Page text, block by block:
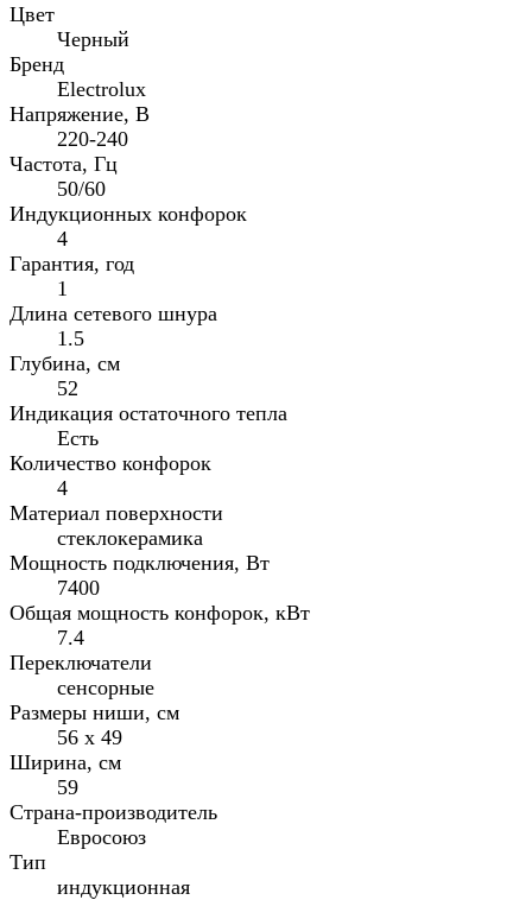
Цвет
Черный
Бренд
Electrolux
Напряжение, В
220-240
Частота, Гц
50/60
Индукционных конфорок
4
Гарантия, год
1
Длина сетевого шнура
1.5
Глубина, см
52
Индикация остаточного тепла
Есть
Количество конфорок
4
Материал поверхности
стеклокерамика
Мощность подключения, Вт
7400
Общая мощность конфорок, кВт
7.4
Переключатели
сенсорные
Размеры ниши, см
56 х 49
Ширина, см
59
Страна-производитель
Евросоюз
Тип
индукционная